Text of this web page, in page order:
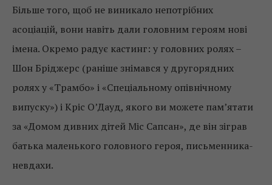
Більше того, щоб не виникало непотрібних
асоціацій, вони навіть дали головним героям нові
імена. Окремо радує кастинг: у головних ролях –
Шон Бріджерс (раніше знімався у другорядних
ролях у «Трамбо» і «Спеціальному опівнічному
випуску») і Кріс О’Дауд, якого ви можете пам’ятати
за «Домом дивних дітей Міс Сапсан», де він зіграв
батька маленького головного героя, письменника-
невдахи.